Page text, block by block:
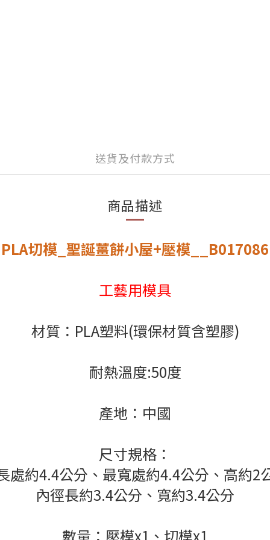
送貨及付款方式
商品描述
PLA切模_聖誕薑餅小屋+壓模__B017086
工藝用模具
材質：PLA塑料(環保材質含塑膠)
耐熱溫度:50度
產地：中國
尺寸規格：
處約4.4公分、最寬處約4.4公分、高約2
內徑長約3.4公分、寬約3.4公分
數量：壓模x1、切模x1